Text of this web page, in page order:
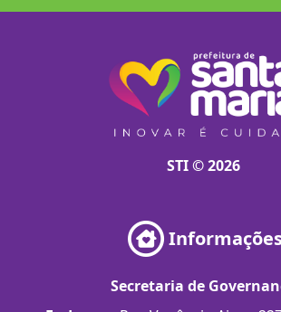
STI © 2026
Secretaria de